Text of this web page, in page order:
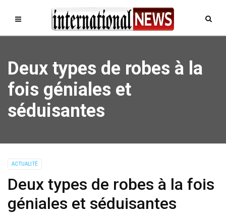
Deux types de robes à la
fois géniales et
séduisantes
ACTUALITÉ
Deux types de robes à la fois
géniales et séduisantes